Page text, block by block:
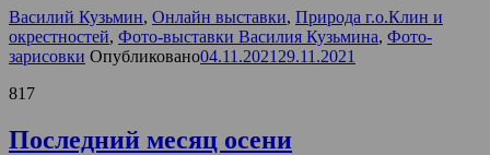
Василий Кузьмин, Онлайн выставки, Природа г.о.Клин и
окрестностей, Фото-выставки Василия Кузьмина, Фото-
зарисовки Опубликовано04.11.2021 29.11.2021
817
Последний месяц осени